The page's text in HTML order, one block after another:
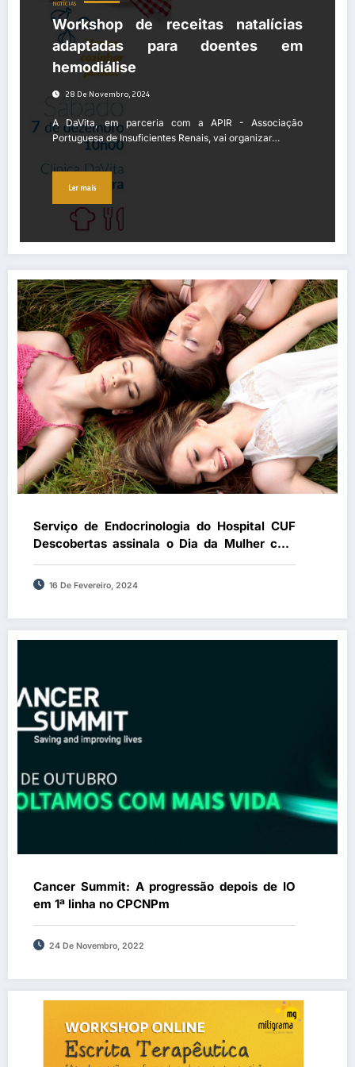
NOTÍCIAS
Workshop de receitas natalícias
adaptadas para doentes em
hemodiálise
28 De Novembro, 2024
A DaVita, em parceria com a APIR - Associação
Portuguesa de Insuficientes Renais, vai organizar…
Ler mais
Serviço de Endocrinologia do Hospital CUF
Descobertas assinala o Dia da Mulher com
eventos de entrada livre
16 De Fevereiro, 2024
Cancer Summit: A progressão depois de IO
em 1ª linha no CPCNPm
24 De Novembro, 2022